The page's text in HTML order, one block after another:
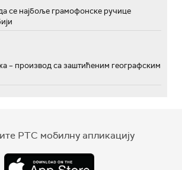
се најбоље грамофонске ручице
– производ са заштићеним географским
РТС мобилну апликацију